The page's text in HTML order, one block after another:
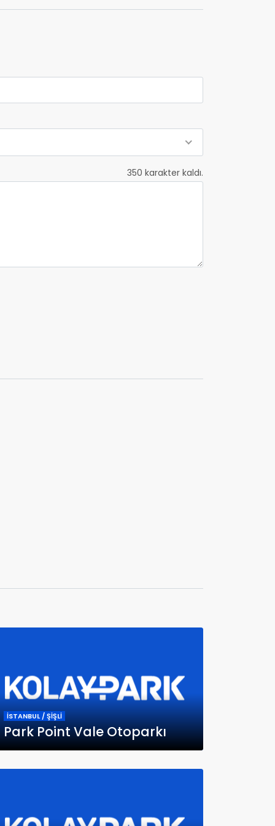
350 karakter kaldı.
İSTANBUL / ŞİŞLİ
Park Point Vale Otoparkı